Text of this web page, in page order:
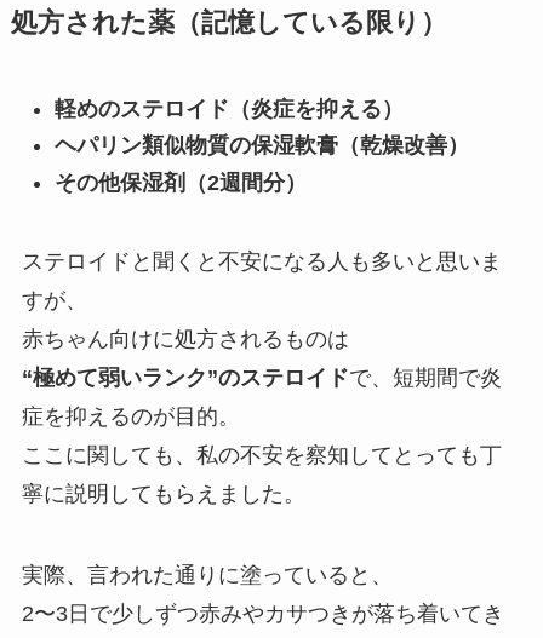
処方された薬（記憶している限り）
軽めのステロイド（炎症を抑える）
ヘパリン類似物質の保湿軟膏（乾燥改善）
その他保湿剤（2週間分）
ステロイドと聞くと不安になる人も多いと思いま
すが、
赤ちゃん向けに処方されるものは
“極めて弱いランク”のステロイドで、短期間で炎
症を抑えるのが目的。
ここに関しても、私の不安を察知してとっても丁
寧に説明してもらえました。
実際、言われた通りに塗っていると、
2〜3日で少しずつ赤みやカサつきが落ち着いてき